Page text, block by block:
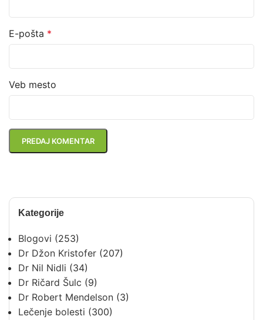
Kategorije
Blogovi (253)
Dr Džon Kristofer (207)
Dr Nil Nidli (34)
Dr Ričard Šulc (9)
Dr Robert Mendelson (3)
Lečenje bolesti (300)
E-pošta *
Veb mesto